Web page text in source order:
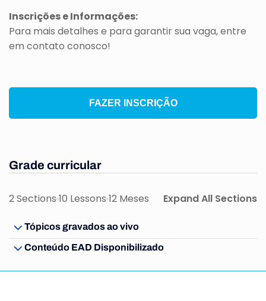
Inscrições e Informações:
Para mais detalhes e para garantir sua vaga, entre
em contato conosco!
FAZER INSCRIÇÃO
Grade curricular
2 Sections 10 Lessons 12 Meses Expand All Sections
Tópicos gravados ao vivo
Conteúdo EAD Disponibilizado